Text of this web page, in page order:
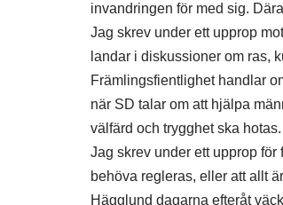
invandringen för med sig.
Jag skrev under ett upprop
landar i diskussioner om ras,
Främlingsfientlighet handlar
när SD talar om att hjälpa
välfärd och trygghet ska
Jag skrev under ett upprop
behöva regleras, eller att allt
Hägglund dagarna efteråt